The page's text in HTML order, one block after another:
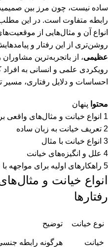
ساده نیست، چون مرز بین
رابطه متفاوت است. در این
انواع آن و مثال‌هایی از
روشن‌تری از این رفتار و
عظیمی، از باتجربه‌ترین
رویکردی علمی و انسانی به
احساسات و دلایل رفتاری، مسیر
محتوا پنهان
1 انواع خیانت و مثال‌های واقعی
2 تعریف خیانت به زبان ساده
3 انواع خیانت با مثال
4 علل و انگیزه‌های خیانت
5 راهکارهای اولیه برای مواجهه
انواع خیانت و
رفتارها
نوع خیانت توضیح
خیانت
هرگونه رابطه